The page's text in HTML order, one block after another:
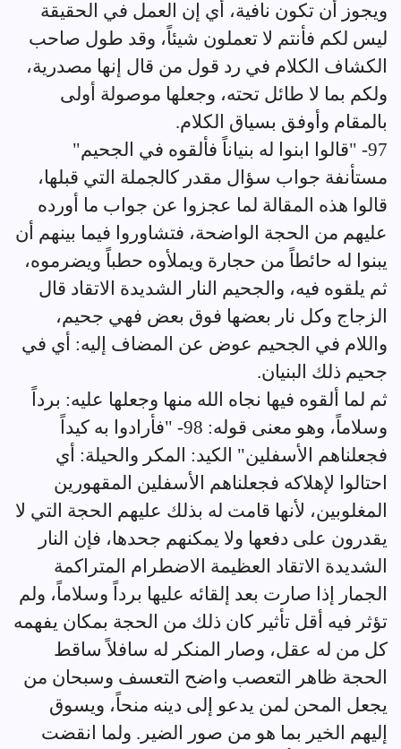
ويجوز أن تكون نافية، أي إن العمل في الحقيقة
ليس لكم فأنتم لا تعملون شيئاً، وقد طول صاحب
الكشاف الكلام في رد قول من قال إنها مصدرية،
ولكم بما لا طائل تحته، وجعلها موصولة أولى
بالمقام وأوفق بسياق الكلام.
97- "قالوا ابنوا له بنياناً فألقوه في الجحيم"
مستأنفة جواب سؤال مقدر كالجملة التي قبلها،
قالوا هذه المقالة لما عجزوا عن جواب ما أورده
عليهم من الحجة الواضحة، فتشاوروا فيما بينهم أن
يبنوا له حائطاً من حجارة ويملأوه حطباً ويضرموه،
ثم يلقوه فيه، والجحيم النار الشديدة الاتقاد قال
الزجاج وكل نار بعضها فوق بعض فهي جحيم،
واللام في الجحيم عوض عن المضاف إليه: أي في
جحيم ذلك البنيان.
ثم لما ألقوه فيها نجاه الله منها وجعلها عليه: برداً
وسلاماً، وهو معنى قوله: 98- "فأرادوا به كيداً
فجعلناهم الأسفلين" الكيد: المكر والحيلة: أي
احتالوا لإهلاكه فجعلناهم الأسفلين المقهورين
المغلوبين، لأنها قامت له بذلك عليهم الحجة التي لا
يقدرون على دفعها ولا يمكنهم جحدها، فإن النار
الشديدة الاتقاد العظيمة الاضطرام المتراكمة
الجمار إذا صارت بعد إلقائه عليها برداً وسلاماً، ولم
تؤثر فيه أقل تأثير كان ذلك من الحجة بمكان يفهمه
كل من له عقل، وصار المنكر له سافلاً ساقط
الحجة ظاهر التعصب واضح التعسف وسبحان من
يجعل المحن لمن يدعو إلى دينه منحاً، ويسوق
إليهم الخير بما هو من صور الضير. ولما انقضت